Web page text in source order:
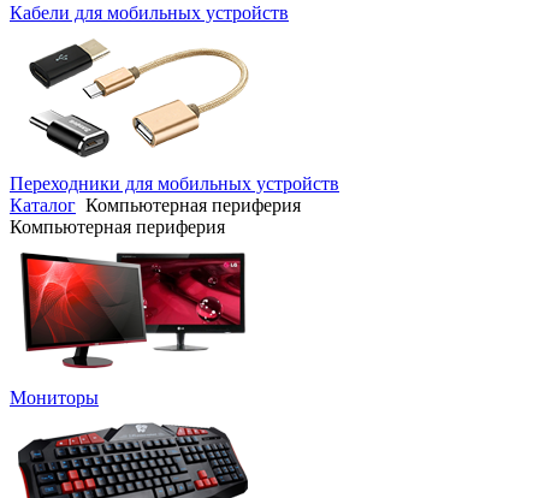
Кабели для мобильных устройств
Переходники для мобильных устройств
Каталог Компьютерная периферия
Компьютерная периферия
Мониторы